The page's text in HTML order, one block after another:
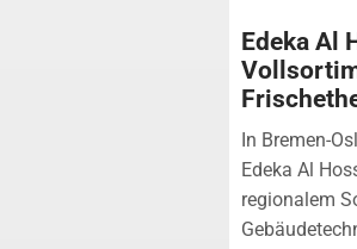
Edeka Al
In Bremen-
Edeka Al
regionalem